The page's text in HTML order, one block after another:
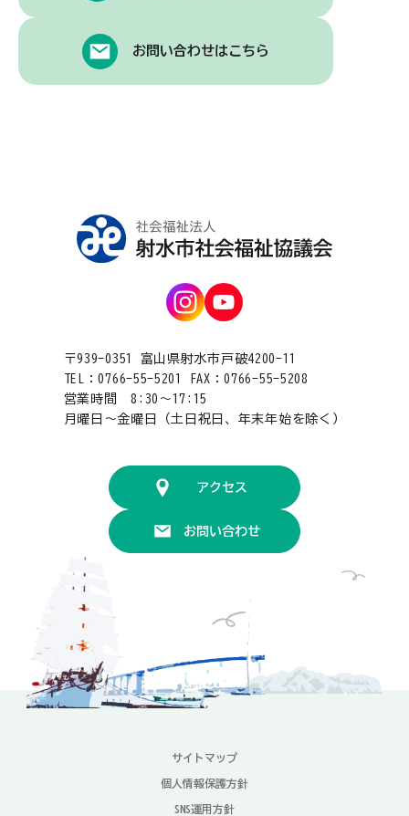
お問い合わせはこちら
〒939-0351 富山県射水市戸破4200-11
TEL：0766-55-5201 FAX：0766-55-5208
営業時間 8:30〜17:15
月曜日〜金曜日（土日祝日、年末年始を除く）
アクセス
お問い合わせ
サイトマップ
個人情報保護方針
SNS運用方針